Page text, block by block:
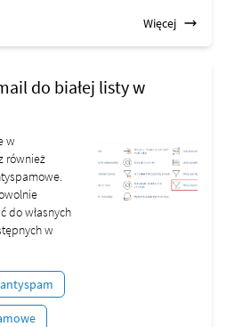
Więcej
do białej listy w
w
również
do własnych
w
antyspam